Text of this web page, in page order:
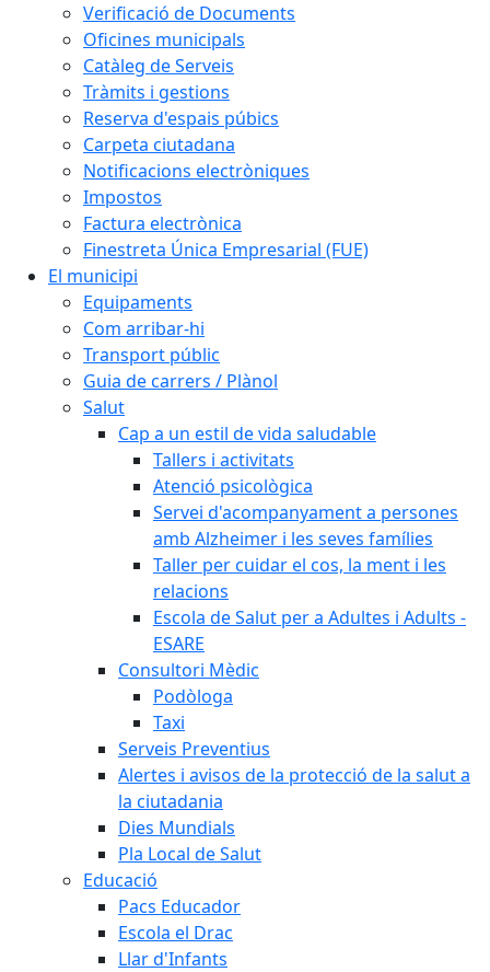
Verificació de Documents
Oficines municipals
Catàleg de Serveis
Tràmits i gestions
Reserva d'espais púbics
Carpeta ciutadana
Notificacions electròniques
Impostos
Factura electrònica
Finestreta Única Empresarial (FUE)
El municipi
Equipaments
Com arribar-hi
Transport públic
Guia de carrers / Plànol
Salut
Cap a un estil de vida saludable
Tallers i activitats
Atenció psicològica
Servei d'acompanyament a persones
amb Alzheimer i les seves famílies
Taller per cuidar el cos, la ment i les
relacions
Escola de Salut per a Adultes i Adults -
ESARE
Consultori Mèdic
Podòloga
Taxi
Serveis Preventius
Alertes i avisos de la protecció de la salut a
la ciutadania
Dies Mundials
Pla Local de Salut
Educació
Pacs Educador
Escola el Drac
Llar d'Infants